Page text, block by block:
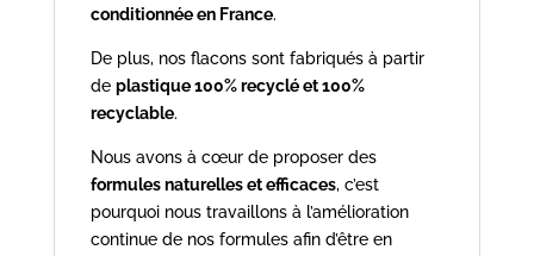
conditionnée en France.
De plus, nos flacons sont fabriqués à partir
de plastique 100% recyclé et 100%
recyclable.
Nous avons à cœur de proposer des
formules naturelles et efficaces, c’est
pourquoi nous travaillons à l’amélioration
continue de nos formules afin d’être en